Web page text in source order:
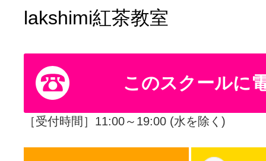
通信講座を
やりたいこ
lakshimi紅茶教室
このスクールに
［受付時間］11:00～19:00 (水を除く)